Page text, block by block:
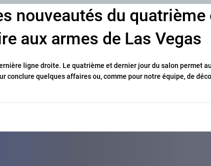
nouveautés du quatrième
aux armes de Las Vegas
ligne droite. Le quatrième et dernier jour du salon permet
conclure quelques affaires ou, comme pour notre équipe, de